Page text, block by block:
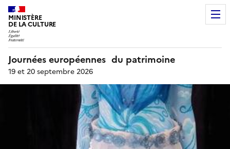
MINISTÈRE
DE LA CULTURE
Journées européennes du patrimoine
19 et 20 septembre 2026